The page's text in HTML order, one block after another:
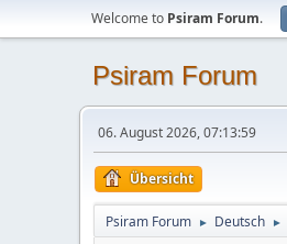
Welcome to Psiram Forum.
Psiram Forum
06. August 2026, 07:13:59
Übersicht
Psiram Forum ► Deutsch ►